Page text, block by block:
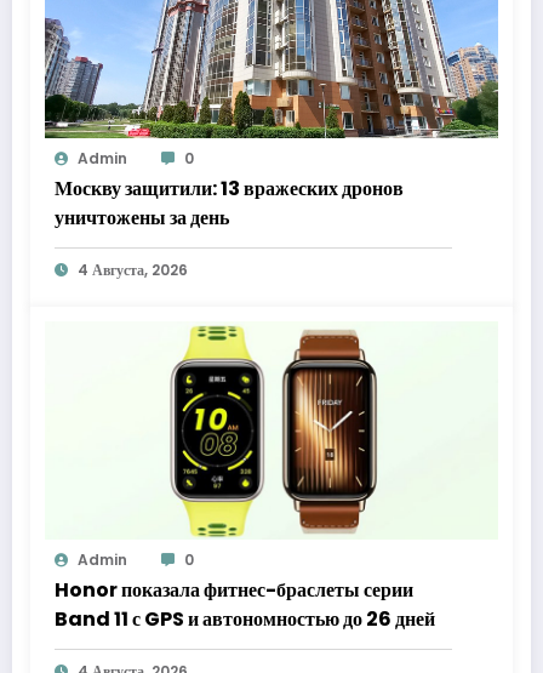
Admin 0
Москву защитили: 13 вражеских дронов
уничтожены за день
4 Августа, 2026
Admin 0
Honor показала фитнес-браслеты серии
Band 11 с GPS и автономностью до 26 дней